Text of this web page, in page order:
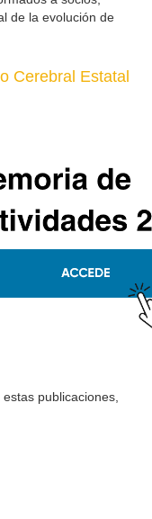
de la evolución de
Cerebral Estatal
publicaciones,